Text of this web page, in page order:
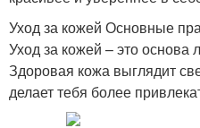
Уход за кожей Основные
Уход за кожей – это
Здоровая кожа выглядит
делает тебя более